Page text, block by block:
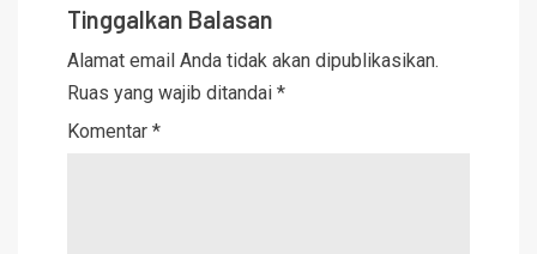
Tinggalkan Balasan
Alamat email Anda tidak akan dipublikasikan.
Ruas yang wajib ditandai *
Komentar *